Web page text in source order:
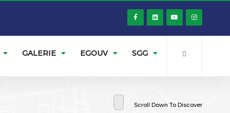
GALERIE EGOUV SGG
Scroll Down To Discover